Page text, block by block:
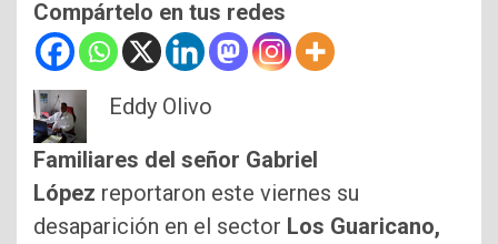
Compártelo en tus redes
Eddy Olivo
Familiares del señor Gabriel
López reportaron este viernes su
desaparición en el sector Los Guaricano,